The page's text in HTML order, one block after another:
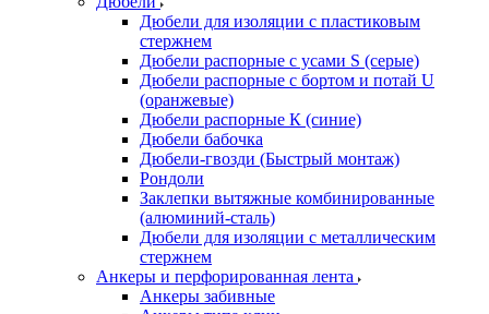
Дюбели для изоляции с пластиковым
стержнем
Дюбели распорные с усами S (серые)
Дюбели распорные c бортом и потай U
(оранжевые)
Дюбели распорные К (синие)
Дюбели бабочка
Дюбели-гвозди (Быстрый монтаж)
Рондоли
Заклепки вытяжные комбинированные
(алюминий-сталь)
Дюбели для изоляции с металлическим
стержнем
Анкеры и перфорированная лента
Анкеры забивные